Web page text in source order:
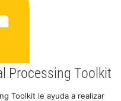
Processing Toolkit
Toolkit le ayuda a realizar